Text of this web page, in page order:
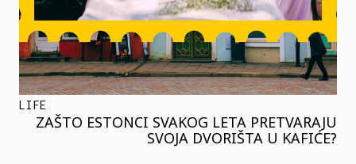
LIFE
ZAŠTO ESTONCI SVAKOG LETA PRETVARAJU
SVOJA DVORIŠTA U KAFIĆE?